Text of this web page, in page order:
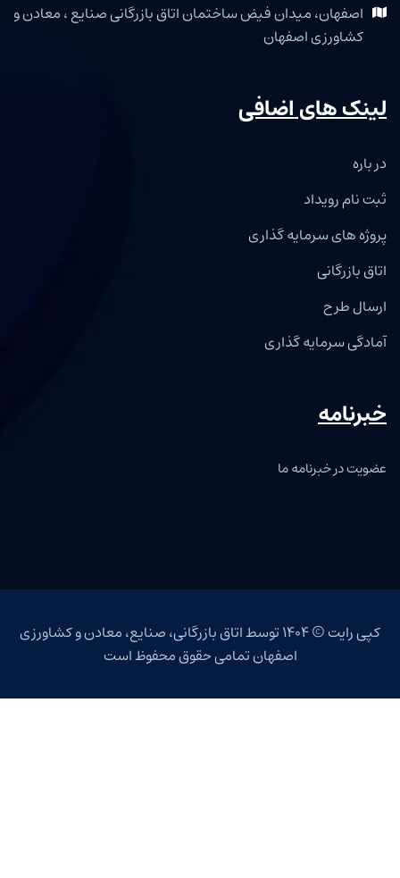
اصفهان، میدان فیض ساختمان اتاق بازرگانی صنایع ، معادن و
کشاورزی اصفهان
لینک های اضافی
در باره
ثبت نام رویداد
پروژه های سرمایه گذاری
اتاق بازرگانی
ارسال طرح
آمادگی سرمایه گذاری
خبرنامه
عضویت در خبرنامه ما
کپی رایت © ۱۴۰۴ توسط اتاق بازرگانی، صنایع، معادن و کشاورزی
اصفهان تمامی حقوق محفوظ است